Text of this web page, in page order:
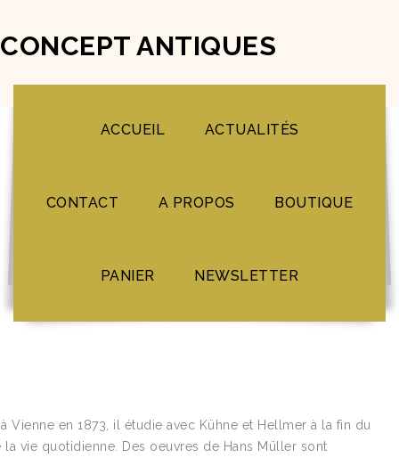
CONCEPT ANTIQUES
ACCUEIL ACTUALITÉS
CONTACT A PROPOS BOUTIQUE
PANIER NEWSLETTER
Vienne en 1873, il étudie avec Kühne et Hellmer à la fin du
vie quotidienne. Des oeuvres de Hans Müller sont